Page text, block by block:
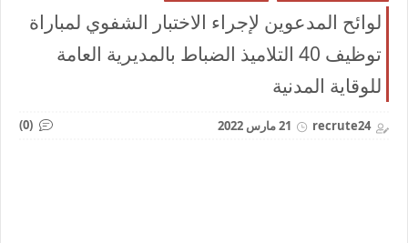
لوائح المدعوين لإجراء الاختبار الشفوي لمباراة
توظيف 40 التلاميذ الضباط بالمديرية العامة
للوقاية المدنية
recrute24 21 مارس 2022 (0)